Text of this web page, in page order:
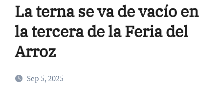
La terna se va de vacío en
la tercera de la Feria del
Arroz
Sep 5, 2025